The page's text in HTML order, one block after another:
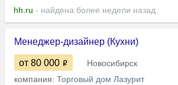
hh.ru - найдена более недели назад
Менеджер-дизайнер (Кухни)
от 80 000
Новосибирск
компания: Торговый дом Лазурит